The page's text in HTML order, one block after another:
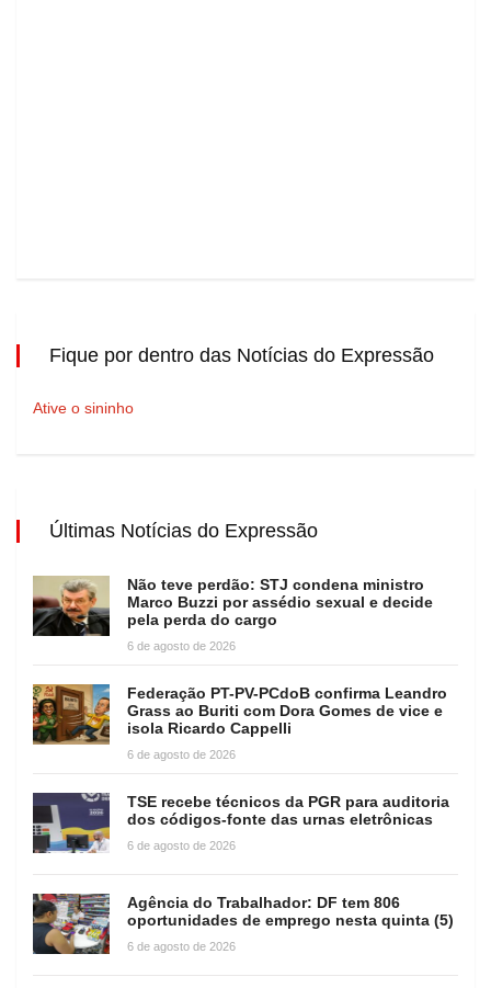
Fique por dentro das Notícias do Expressão
Ative o sininho
Últimas Notícias do Expressão
Não teve perdão: STJ condena ministro
Marco Buzzi por assédio sexual e decide
pela perda do cargo
6 de agosto de 2026
Federação PT-PV-PCdoB confirma Leandro
Grass ao Buriti com Dora Gomes de vice e
isola Ricardo Cappelli
6 de agosto de 2026
TSE recebe técnicos da PGR para auditoria
dos códigos-fonte das urnas eletrônicas
6 de agosto de 2026
Agência do Trabalhador: DF tem 806
oportunidades de emprego nesta quinta (5)
6 de agosto de 2026